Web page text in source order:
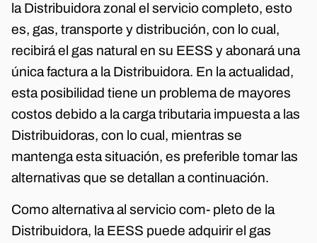
la Distribuidora zonal el servicio completo, esto
es, gas, transporte y distribución, con lo cual,
recibirá el gas natural en su EESS y abonará una
única factura a la Distribuidora. En la actualidad,
esta posibilidad tiene un problema de mayores
costos debido a la carga tributaria impuesta a las
Distribuidoras, con lo cual, mientras se
mantenga esta situación, es preferible tomar las
alternativas que se detallan a continuación.
Como alternativa al servicio com- pleto de la
Distribuidora, la EESS puede adquirir el gas